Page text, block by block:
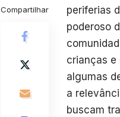
Compartilhar
periferias
poderoso
crianças e
algumas
a
buscam